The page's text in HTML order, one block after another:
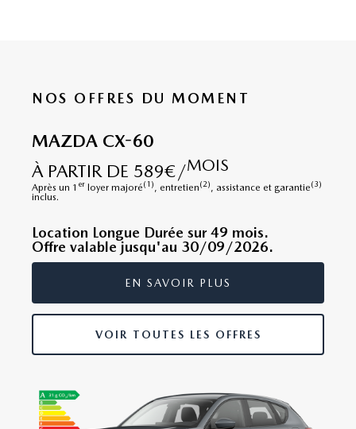
NOS OFFRES DU MOMENT
MAZDA CX-60
À PARTIR DE 589€/MOIS
Après un 1 er loyer majoré(1), entretien(2), assistance et garantie(3)
inclus.
Location Longue Durée sur 49 mois.
Offre valable jusqu'au 30/09/2026.
EN SAVOIR PLUS
VOIR TOUTES LES OFFRES